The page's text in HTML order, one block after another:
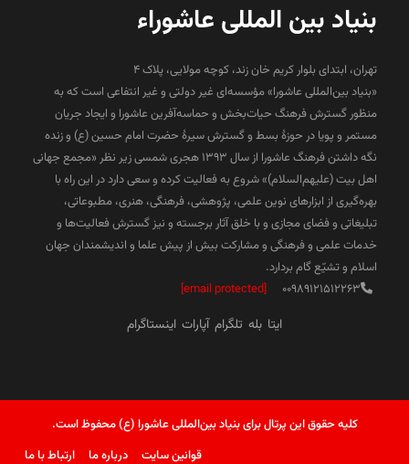
بنیاد بین المللی عاشوراء
تهران، ابتدای بلوار کریم خان زند، کوچه مولایی، پلاک 4
«بنیاد بین‌المللی عاشورا» مؤسسه‌ای غیر دولتی و غیر انتفاعی است که به
منظور گسترش فرهنگ حیات‌بخش و حماسه‌آفرین عاشورا و ایجاد جریان
مستمر و پویا در حوزۀ بسط و گسترش سیرۀ حضرت امام حسین (ع) و زنده
نگه داشتن فرهنگ عاشورا از سال ۱۳۹۳ هجری شمسی زیر نظر «مجمع جهانی
اهل بیت (علیهم‌السلام)» شروع به فعالیت کرده و سعی دارد در این راه با
بهره‌گیری از ابزارهای نوین علمی، پژوهشی، فرهنگی، هنری، مطبوعاتی،
تبلیغاتی و فضای مجازی و با خلق آثار برجسته و نیز گسترش فعالیت‌ها و
خدمات علمی و فرهنگی و مشارکت بیش از پیش علما و اندیشمندان جهان
اسلام و تشیّع گام بردارد.
00989121512263
[email protected]
ایتا بله تلگرام آپارات اینستاگرام
کلیه حقوق این پرتال برای بنیاد بین‌المللی عاشورا (ع) محفوظ است.
قوانین سایت
درباره ما ارتباط با ما